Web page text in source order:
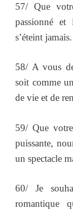
57/ Que
passionné
s’éteint jamais.
58/ A vous
soit comme
de vie et de
59/ Que
puissante,
un spectacle
60/ Je
romantique